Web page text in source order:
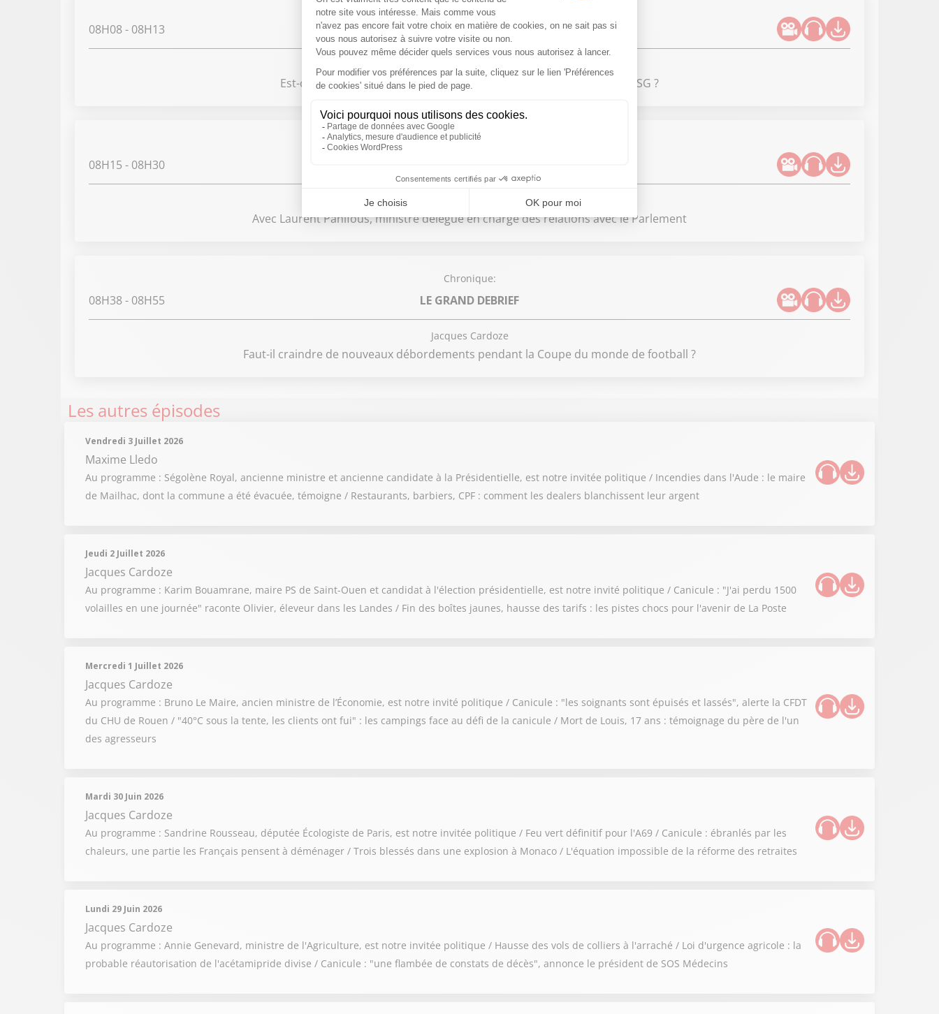
Chronique:
08H08- 08H13 SOYEZ LIBRES
Est-ce qu'on n'en fait pas trop avec les violences après le sacre du PSG ?
Chronique:
08H15 - 08H30
Avec Laurent Panifous, ministre délégué en charge des relations avec le Parlement
Chronique:
08H38- 08H55 LE GRAND DEBRIEF
Jacques Cardoze
Faut-il craindre de nouveaux débordements pendant la Coupe du monde de football ?
Les autres épisodes
Vendredi 3 Juillet 2026
Maxime Lledo
Au programme : Ségolène Royal, ancienne ministre et ancienne candidate à la Présidentielle, est notre invitée politique / Incendies dans l'Aude : le maire
de Mailhac, dont la commune a été évacuée, témoigne / Restaurants, barbiers, CPF : comment les dealers blanchissent leur argent
Jeudi 2 Juillet 2026
Jacques Cardoze
Au programme : Karim Bouamrane, maire PS de Saint-Ouen et candidat à l'élection présidentielle, est notre invité politique / Canicule : "J'ai perdu 1500
volailles en une journée" raconte Olivier, éleveur dans les Landes / Fin des boîtes jaunes, hausse des tarifs : les pistes chocs pour l'avenir de La Poste
Mercredi 1 Juillet 2026
Jacques Cardoze
Au programme : Bruno Le Maire, ancien ministre de l’Économie, est notre invité politique / Canicule : "les soignants sont épuisés et lassés", alerte la CFDT
du CHU de Rouen / "40°C sous la tente, les clients ont fui" : les campings face au défi de la canicule / Mort de Louis, 17 ans : témoignage du père de l'un
des agresseurs
Mardi 30 Juin 2026
Jacques Cardoze
Au programme : Sandrine Rousseau, députée Écologiste de Paris, est notre invitée politique / Feu vert définitif pour l'A69 / Canicule : ébranlés par les
chaleurs, une partie les Français pensent à déménager / Trois blessés dans une explosion à Monaco / L'équation impossible de la réforme des retraites
Lundi 29 Juin 2026
Jacques Cardoze
Au programme : Annie Genevard, ministre de l'Agriculture, est notre invitée politique / Hausse des vols de colliers à l'arraché / Loi d'urgence agricole : la
probable réautorisation de l'acétamipride divise / Canicule : "une flambée de constats de décès", annonce le président de SOS Médecins